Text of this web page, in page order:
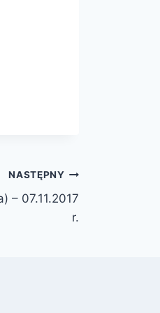
NASTĘPNY
– 07.11.2017
r.